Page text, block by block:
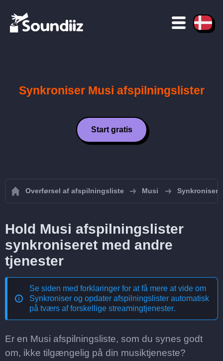
Synkroniser Musi afspilningslister
Start gratis
Overførsel af afspilningsliste Musi Synkroniser
Hold Musi afspilningslister
synkroniseret med andre
tjenester
Se siden med forklaringer for at få mere at vide om
Synkroniser og opdater afspilningslister automatisk
på tværs af forskellige streamingtjenester.
Er en Musi afspilningsliste, som du synes godt
om, ikke tilgængelig på din musiktjeneste?